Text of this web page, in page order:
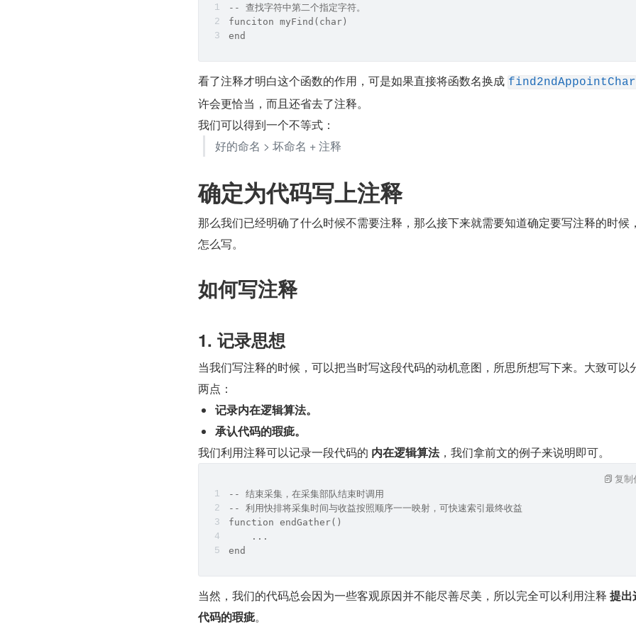
-- 查找字符中第二个指定字符。
funciton myFind(char)
end
看了注释才明白这个函数的作用，可是如果直接将函数名换成 find2ndAppointChar
许会更恰当，而且还省去了注释。
我们可以得到一个不等式：
好的命名 > 坏命名 + 注释
确定为代码写上注释
那么我们已经明确了什么时候不需要注释，那么接下来就需要知道确定要写注释的时候
怎么写。
如何写注释
1. 记录思想
当我们写注释的时候，可以把当时写这段代码的动机意图，所思所想写下来。大致可以
两点：
记录内在逻辑算法。
承认代码的瑕疵。
我们利用注释可以记录一段代码的 内在逻辑算法，我们拿前文的例子来说明即可。
-- 结束采集，在采集部队结束时调用
-- 利用快排将采集时间与收益按照顺序一一映射，可快速索引最终收益
function endGather()
    ...
end
复制
当然，我们的代码总会因为一些客观原因并不能尽善尽美，所以完全可以利用注释 提出
代码的瑕疵。